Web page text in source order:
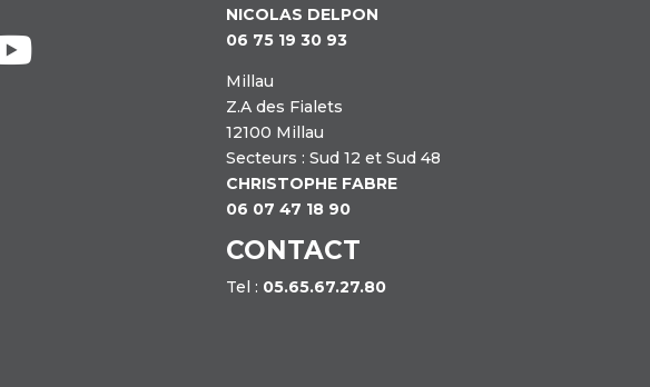
NICOLAS DELPON
06 75 19 30 93
Millau
Z.A des Fialets
12100 Millau
Secteurs : Sud 12 et Sud 48
CHRISTOPHE FABRE
06 07 47 18 90
CONTACT
Tel : 05.65.67.27.80